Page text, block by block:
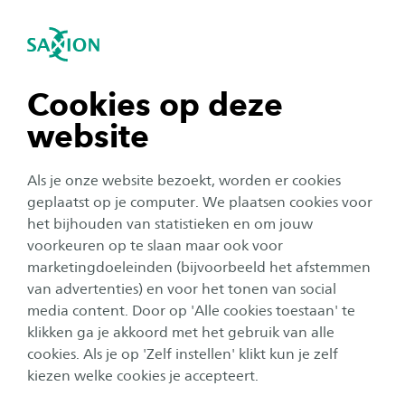
Cookies op deze
website
Als je onze website bezoekt, worden er cookies
geplaatst op je computer. We plaatsen cookies voor
het bijhouden van statistieken en om jouw
voorkeuren op te slaan maar ook voor
marketingdoeleinden (bijvoorbeeld het afstemmen
van advertenties) en voor het tonen van social
media content. Door op 'Alle cookies toestaan' te
klikken ga je akkoord met het gebruik van alle
cookies. Als je op 'Zelf instellen' klikt kun je zelf
kiezen welke cookies je accepteert.
Navigatie openen
tonen
tonen
tonen
tonen
sluiten
Sustainable Building Technology
Subnavigatie tonen
Samenwerkingsvormen en
kwaliteitswaarborging
Het Saxion-lectoraat Sustainable Building
Technology richt haar activiteiten op het
beschikbaar stellen van methoden en
gereedschap zoals digitale tools. Hierdoor
faciliteren wij de reductie van
gebouwgerelateerde broeikasgasemissies
tijdens de bouw- en exploitatiefase, werken we
klimaatverandering tegen en steunen we de
marktpositie van onze projectpartners.
Samenwerken?